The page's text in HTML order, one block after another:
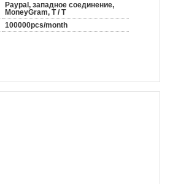
Paypal, западное соединение,
MoneyGram, T / T
100000pcs/month